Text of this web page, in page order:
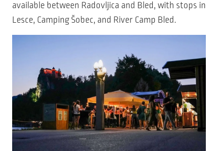
available between Radovljica and Bled, with stops in
Lesce, Camping Šobec, and River Camp Bled.